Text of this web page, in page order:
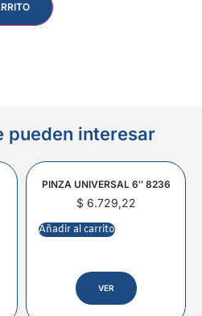
pueden interesar
PINZA UNIVERSAL 6″ 8236
$6.729,22
Añadir al carrito
VER